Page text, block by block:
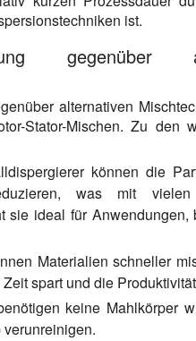
ist.
gegenüber
alternativen
Stator-Mischen. Zu den
können die
was mit vielen
sie ideal für Anwendungen,
Materialien schneller
spart und die
keine Mahlkörper